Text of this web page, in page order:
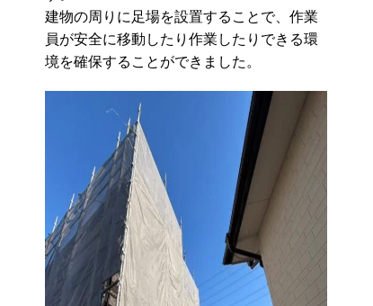
建物の周りに足場を設置することで、作業
員が安全に移動したり作業したりできる環
境を確保することができました。